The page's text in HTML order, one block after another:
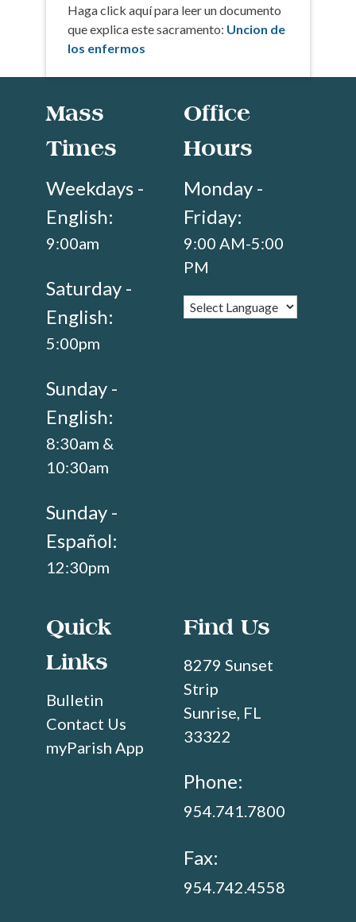
Haga click aquí para leer un documento
que explica este sacramento: Uncion de
los enfermos
Mass
Times
Weekdays -
English:
9:00am
Saturday -
English:
5:00pm
Sunday -
English:
8:30am &
10:30am
Sunday -
Español:
12:30pm
Office
Hours
Monday -
Friday:
9:00 AM-5:00
PM
Quick
Links
Bulletin
Contact Us
myParish App
Find Us
8279 Sunset
Strip
Sunrise, FL
33322
Phone:
954.741.7800
Fax:
954.742.4558